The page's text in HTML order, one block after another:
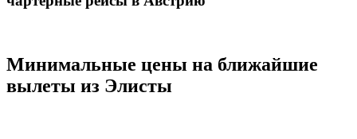
Минимальные цены на ближайшие
вылеты из Элисты